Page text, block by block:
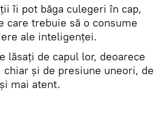
îi pot băga culegeri în cap,
care trebuie să o consume
ale inteligenței.
lăsați de capul lor, deoarece
și de presiune uneori, de
mai atent.